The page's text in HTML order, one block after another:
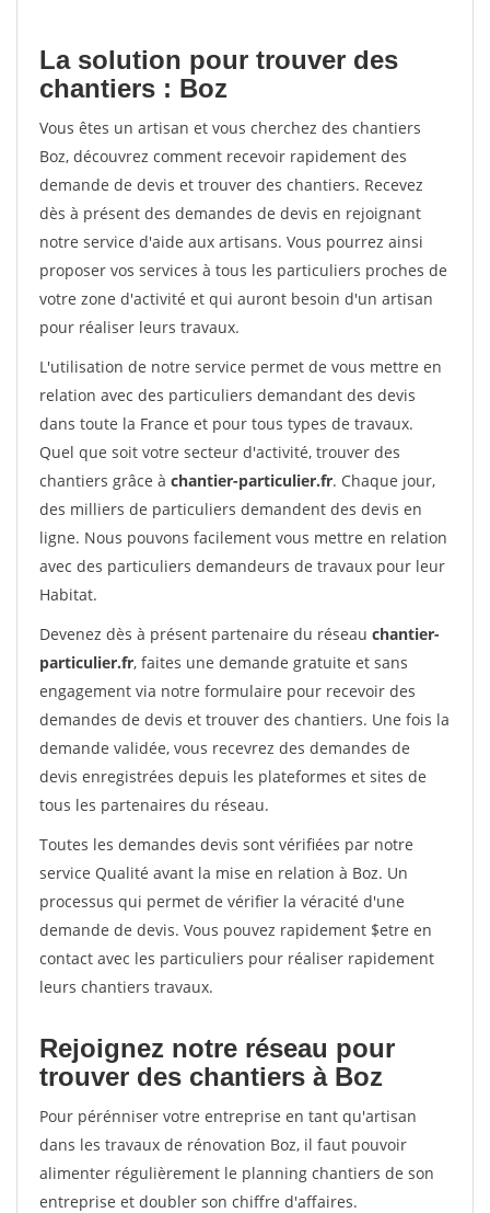
La solution pour trouver des
chantiers : Boz
Vous êtes un artisan et vous cherchez des chantiers
Boz, découvrez comment recevoir rapidement des
demande de devis et trouver des chantiers. Recevez
dès à présent des demandes de devis en rejoignant
notre service d'aide aux artisans. Vous pourrez ainsi
proposer vos services à tous les particuliers proches de
votre zone d'activité et qui auront besoin d'un artisan
pour réaliser leurs travaux.
L'utilisation de notre service permet de vous mettre en
relation avec des particuliers demandant des devis
dans toute la France et pour tous types de travaux.
Quel que soit votre secteur d'activité, trouver des
chantiers grâce à chantier-particulier.fr. Chaque jour,
des milliers de particuliers demandent des devis en
ligne. Nous pouvons facilement vous mettre en relation
avec des particuliers demandeurs de travaux pour leur
Habitat.
Devenez dès à présent partenaire du réseau chantier-
particulier.fr, faites une demande gratuite et sans
engagement via notre formulaire pour recevoir des
demandes de devis et trouver des chantiers. Une fois la
demande validée, vous recevrez des demandes de
devis enregistrées depuis les plateformes et sites de
tous les partenaires du réseau.
Toutes les demandes devis sont vérifiées par notre
service Qualité avant la mise en relation à Boz. Un
processus qui permet de vérifier la véracité d'une
demande de devis. Vous pouvez rapidement $etre en
contact avec les particuliers pour réaliser rapidement
leurs chantiers travaux.
Rejoignez notre réseau pour
trouver des chantiers à Boz
Pour pérénniser votre entreprise en tant qu'artisan
dans les travaux de rénovation Boz, il faut pouvoir
alimenter régulièrement le planning chantiers de son
entreprise et doubler son chiffre d'affaires.